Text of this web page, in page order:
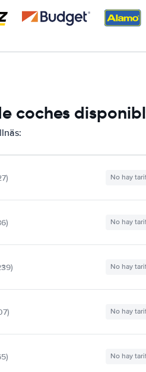
coches
No hay
No hay
No hay
No hay
No hay